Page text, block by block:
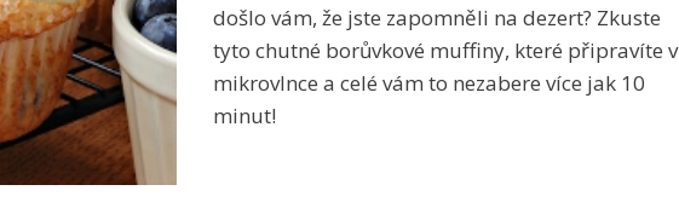
došlo vám, že jste zapomněli na dezert? Zkuste
tyto chutné borůvkové muffiny, které připravíte v
mikrovlnce a celé vám to nezabere více jak 10
minut!